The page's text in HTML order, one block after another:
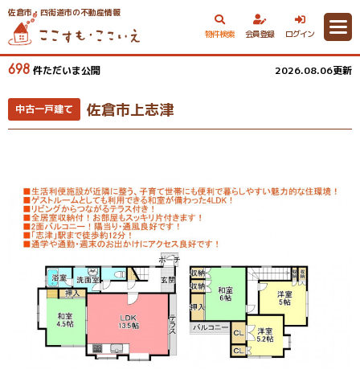
佐倉市・四街道市の不動産情報
物件検索
会員登録 ログイン
698 件ただいま公開 2026.08.06更新
中古一戸建て 佐倉市上志津